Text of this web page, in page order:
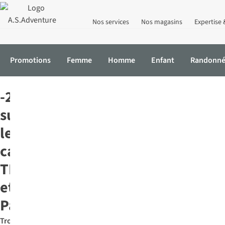
Nos services Nos magasins Expertise
Promotions Femme Homme Enfant
-20 %
sur
les
casquettes
TNF
et
Patagonia*
Trouvez